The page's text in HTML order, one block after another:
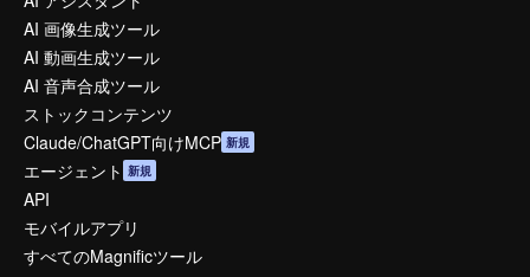
AI 画像生成ツール
AI 動画生成ツール
AI 音声合成ツール
ストックコンテンツ
Claude/ChatGPT向けMCP 新規
エージェント 新規
API
モバイルアプリ
すべてのMagnificツール